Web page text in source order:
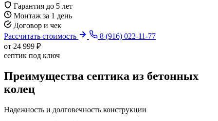
Гарантия до 5 лет
Монтаж за 1 день
Договор и чек
Рассчитать стоимость
8 (916) 022-11-77
от 24 999 ₽
септик под ключ
Преимущества септика из бетонных
колец
Надежность и долговечность конструкции